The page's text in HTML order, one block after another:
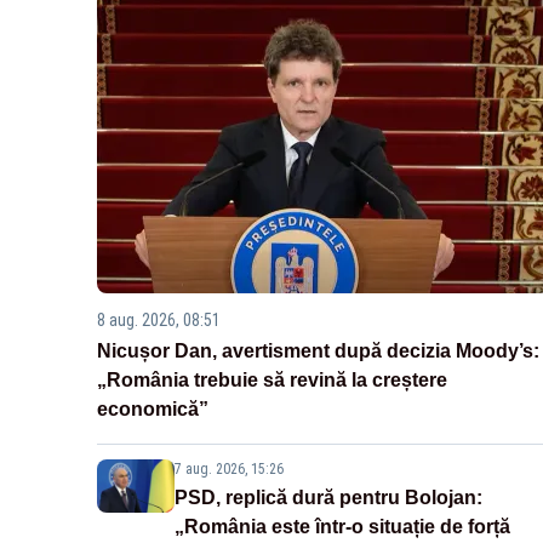
8 aug. 2026, 08:51
Nicușor Dan, avertisment după decizia Moody’s:
„România trebuie să revină la creștere
economică”
7 aug. 2026, 15:26
PSD, replică dură pentru Bolojan:
„România este într-o situație de forță